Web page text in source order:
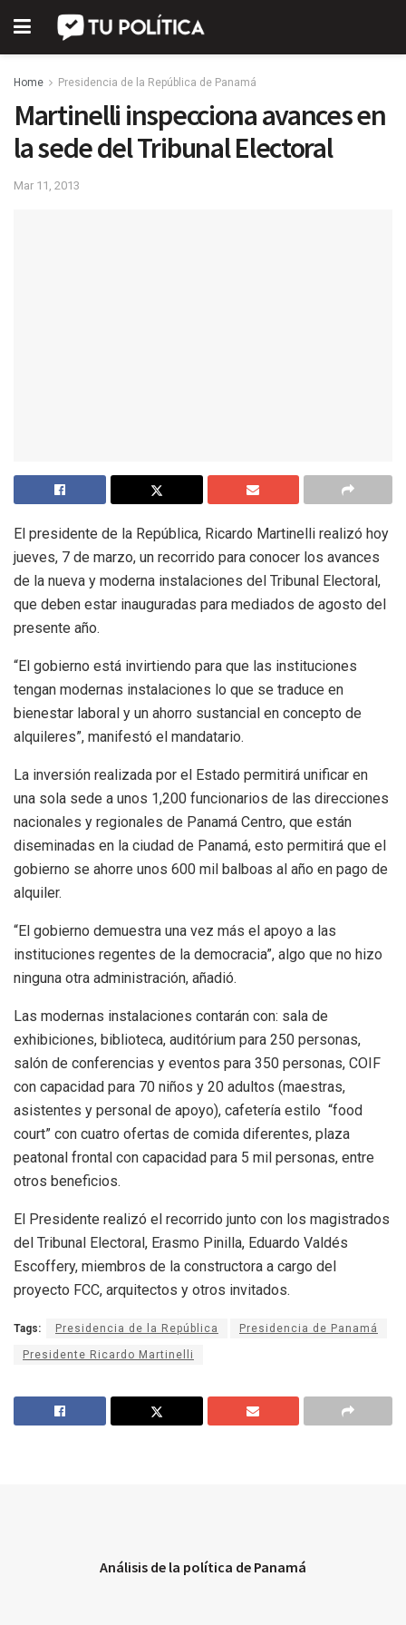
Home Presidencia de la República de Panamá
Martinelli inspecciona avances en
la sede del Tribunal Electoral
Mar 11, 2013
El presidente de la República, Ricardo Martinelli realizó hoy
jueves, 7 de marzo, un recorrido para conocer los avances
de la nueva y moderna instalaciones del Tribunal Electoral,
que deben estar inauguradas para mediados de agosto del
presente año.
“El gobierno está invirtiendo para que las instituciones
tengan modernas instalaciones lo que se traduce en
bienestar laboral y un ahorro sustancial en concepto de
alquileres”, manifestó el mandatario.
La inversión realizada por el Estado permitirá unificar en
una sola sede a unos 1,200 funcionarios de las direcciones
nacionales y regionales de Panamá Centro, que están
diseminadas en la ciudad de Panamá, esto permitirá que el
gobierno se ahorre unos 600 mil balboas al año en pago de
alquiler.
“El gobierno demuestra una vez más el apoyo a las
instituciones regentes de la democracia”, algo que no hizo
ninguna otra administración, añadió.
Las modernas instalaciones contarán con: sala de
exhibiciones, biblioteca, auditórium para 250 personas,
salón de conferencias y eventos para 350 personas, COIF
con capacidad para 70 niños y 20 adultos (maestras,
asistentes y personal de apoyo), cafetería estilo “food
court” con cuatro ofertas de comida diferentes, plaza
peatonal frontal con capacidad para 5 mil personas, entre
otros beneficios.
El Presidente realizó el recorrido junto con los magistrados
del Tribunal Electoral, Erasmo Pinilla, Eduardo Valdés
Escoffery, miembros de la constructora a cargo del
proyecto FCC, arquitectos y otros invitados.
Tags: Presidencia de la República Presidencia de Panamá
Presidente Ricardo Martinelli
Análisis de la política de Panamá